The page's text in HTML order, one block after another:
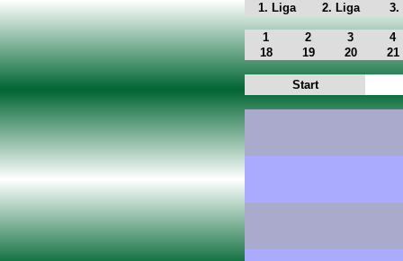
1. Liga 2. Liga 3.
1 2 3
4
18
19 20 21
Start